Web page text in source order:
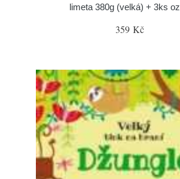
limeta 380g (velká) + 3ks
359 Kč